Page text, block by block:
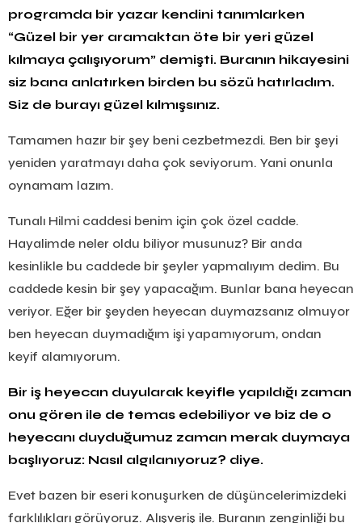
programda bir yazar kendini tanımlarken
“Güzel bir yer aramaktan öte bir yeri güzel
kılmaya çalışıyorum” demişti. Buranın hikayesini
siz bana anlatırken birden bu sözü hatırladım.
Siz de burayı güzel kılmışsınız.
Tamamen hazır bir şey beni cezbetmezdi. Ben bir şeyi
yeniden yaratmayı daha çok seviyorum. Yani onunla
oynamam lazım.
Tunalı Hilmi caddesi benim için çok özel cadde.
Hayalimde neler oldu biliyor musunuz? Bir anda
kesinlikle bu caddede bir şeyler yapmalıyım dedim. Bu
caddede kesin bir şey yapacağım. Bunlar bana heyecan
veriyor. Eğer bir şeyden heyecan duymazsanız olmuyor
ben heyecan duymadığım işi yapamıyorum, ondan
keyif alamıyorum.
Bir iş heyecan duyularak keyifle yapıldığı zaman
onu gören ile de temas edebiliyor ve biz de o
heyecanı duyduğumuz zaman merak duymaya
başlıyoruz: Nasıl algılanıyoruz? diye.
Evet bazen bir eseri konuşurken de düşüncelerimizdeki
farklılıkları görüyoruz. Alışveriş ile. Buranın zenginliği bu